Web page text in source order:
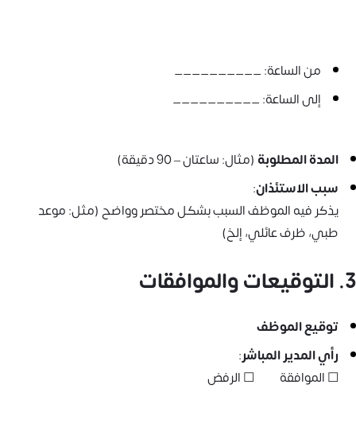
من الساعة: __________
إلى الساعة: __________
المدة المطلوبة (مثال: ساعتان – 90 دقيقة)
سبب الاستئذان:
يذكر فيه الموظف السبب بشكل مختصر وواضح (مثل: موعد
طبي، ظرف عائلي، إلخ)
3. التوقيعات والموافقات
توقيع الموظف
رأي المدير المباشر:
☐ الموافقة ☐ الرفض